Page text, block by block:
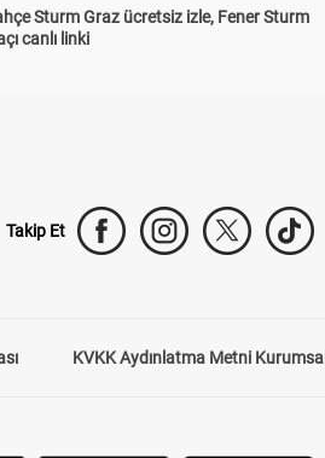
Sturm Graz ücretsiz izle, Fener Sturm
canlı linki
Takip Et
KVKK Aydınlatma Metni Kurumsal